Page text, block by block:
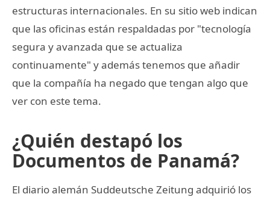
estructuras internacionales. En su sitio web indican
que las oficinas están respaldadas por "tecnología
segura y avanzada que se actualiza
continuamente" y además tenemos que añadir
que la compañía ha negado que tengan algo que
ver con este tema.
¿Quién destapó los
Documentos de Panamá?
El diario alemán Suddeutsche Zeitung adquirió los